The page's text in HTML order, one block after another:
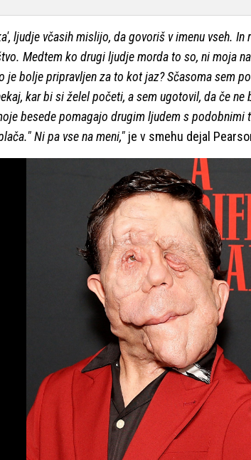
ljudje včasih mislijo, da govoriš v imenu vseh. In
Medtem ko drugi ljudje morda to so, ni moja
je bolje pripravljen za to kot jaz? Sčasoma sem
kar bi si želel početi, a sem ugotovil, da če
besede pomagajo drugim ljudem s
Ni pa vse na meni," je v smehu dejal